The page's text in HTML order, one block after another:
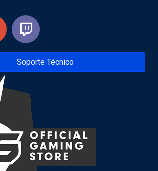
Soporte Técnico